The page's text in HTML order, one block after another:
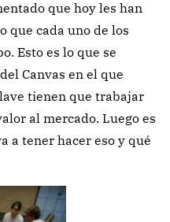
que hoy les han
que cada uno de los
Esto es lo que se
Canvas en el que
tienen que trabajar
al mercado. Luego es
a tener hacer eso y qué